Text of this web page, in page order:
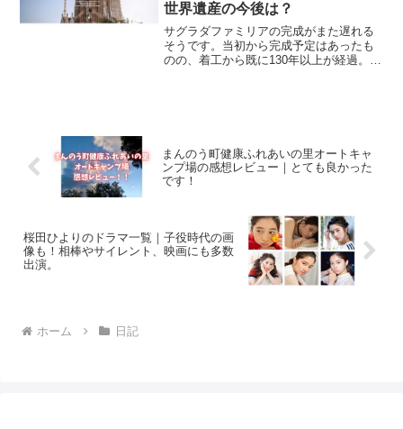
世界遺産の今後は？
サグラダファミリアの完成がまた遅れる
そうです。当初から完成予定はあったも
のの、着工から既に130年以上が経過。そ
まんのう町健康ふれあいの里オートキャ
ンプ場の感想レビュー｜とても良かった
です！
桜田ひよりのドラマ一覧｜子役時代の画
像も！相棒やサイレント、映画にも多数
出演。
ホーム 日記